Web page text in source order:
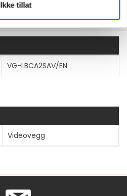
Ikke tillat
VG-LBCA2SAV/EN
Videovegg